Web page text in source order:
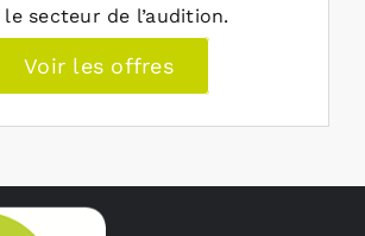
le secteur de l’audition.
Voir les offres